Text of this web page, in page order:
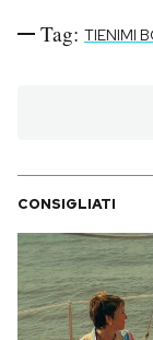
Tag: TIENIMI
CONSIGLIATI